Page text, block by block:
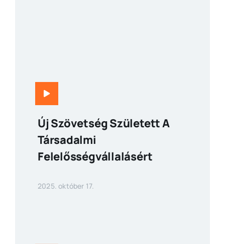
Új Szövetség Született A
Társadalmi
Felelősségvállalásért
2025. október 17.